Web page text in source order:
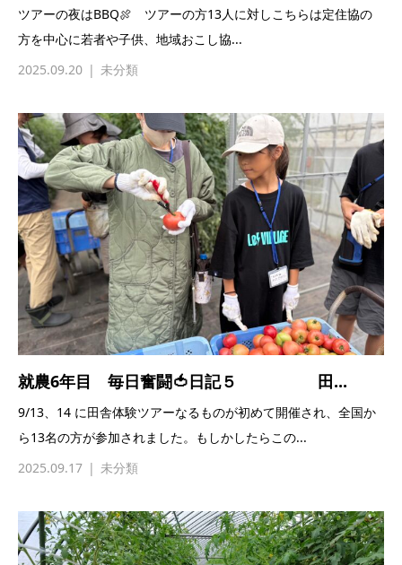
ツアーの夜はBBQ🍖 ツアーの方13人に対しこちらは定住協の
方を中心に若者や子供、地域おこし協...
2025.09.20
未分類
就農6年目 毎日奮闘🍅日記５ 田...
9/13、14 に田舎体験ツアーなるものが初めて開催され、全国か
ら13名の方が参加されました。もしかしたらこの...
2025.09.17
未分類